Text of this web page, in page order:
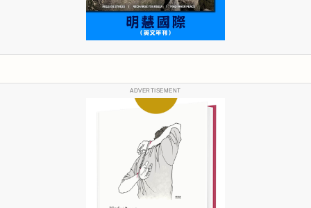
ADVERTISEMENT